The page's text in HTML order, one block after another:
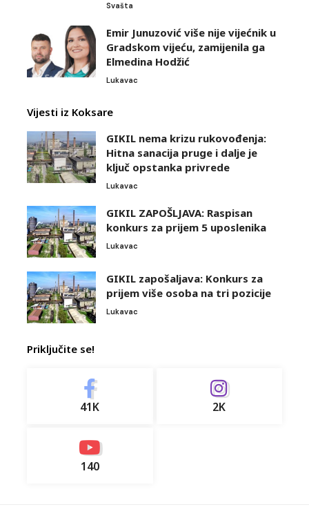
Svašta
Emir Junuzović više nije vijećnik u
Gradskom vijeću, zamijenila ga
Elmedina Hodžić
Lukavac
Vijesti iz Koksare
GIKIL nema krizu rukovođenja:
Hitna sanacija pruge i dalje je
ključ opstanka privrede
Lukavac
GIKIL ZAPOŠLJAVA: Raspisan
konkurs za prijem 5 uposlenika
Lukavac
GIKIL zapošaljava: Konkurs za
prijem više osoba na tri pozicije
Lukavac
Priključite se!
41K 2K
140